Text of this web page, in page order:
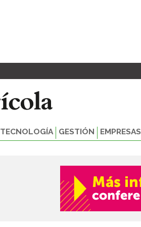
TECNOLOGÍA GESTIÓN EMPRESAS